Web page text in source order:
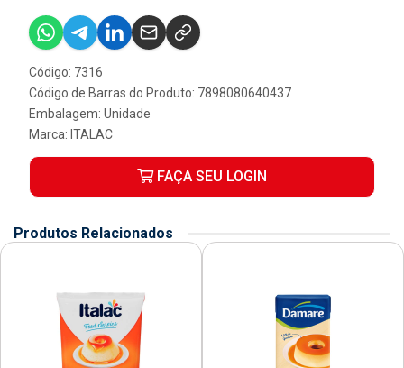
Código: 7316
Código de Barras do Produto: 7898080640437
Embalagem: Unidade
Marca: ITALAC
FAÇA SEU LOGIN
Produtos Relacionados